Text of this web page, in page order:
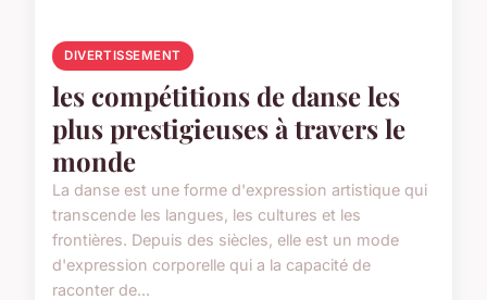
DIVERTISSEMENT
les compétitions de danse les
plus prestigieuses à travers le
monde
La danse est une forme d'expression artistique qui
transcende les langues, les cultures et les
frontières. Depuis des siècles, elle est un mode
d'expression corporelle qui a la capacité de
raconter de...